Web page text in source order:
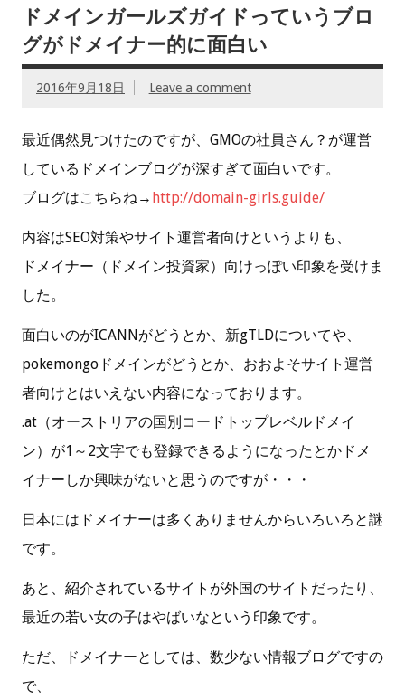
ドメインガールズガイドっていうブロ
グがドメイナー的に面白い
2016年9月18日 Leave a comment
最近偶然見つけたのですが、GMOの社員さん？が運営
しているドメインブログが深すぎて面白いです。
ブログはこちらね→ http://domain-girls.guide/
内容はSEO対策やサイト運営者向けというよりも、
ドメイナー（ドメイン投資家）向けっぽい印象を受けま
した。
面白いのがICANNがどうとか、新gTLDについてや、
pokemongoドメインがどうとか、おおよそサイト運営
者向けとはいえない内容になっております。
.at（オーストリアの国別コードトップレベルドメイ
ン）が1～2文字でも登録できるようになったとかドメ
イナーしか興味がないと思うのですが・・・
日本にはドメイナーは多くありませんからいろいろと謎
です。
あと、紹介されているサイトが外国のサイトだったり、
最近の若い女の子はやばいなという印象です。
ただ、ドメイナーとしては、数少ない情報ブログですの
で、